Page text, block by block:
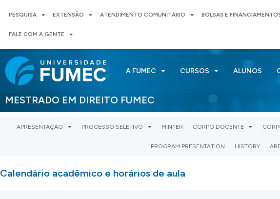
PESQUISA EXTENSÃO ATENDIMENTO COMUNITÁRIO BOLSAS E
FALE COM A GENTE
A FUMEC CURSOS ALUNOS
MESTRADO EM DIREITO FUMEC
APRESENTAÇÃO PROCESSO SELETIVO MINTER CORPO DOCENTE
PROGRAM PRESENTATION HISTORY
Calendário acadêmico e horários de aula